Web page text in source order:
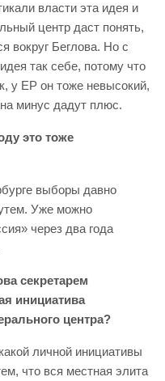
власти эта идея и
центр даст понять,
вокруг Беглова. Но с
так себе, потому что
у ЕР он тоже невысокий,
минус дадут плюс.
это тоже
выборы давно
Уже можно
через два года
секретарем
инициатива
центра?
личной инициативы
что вся местная элита